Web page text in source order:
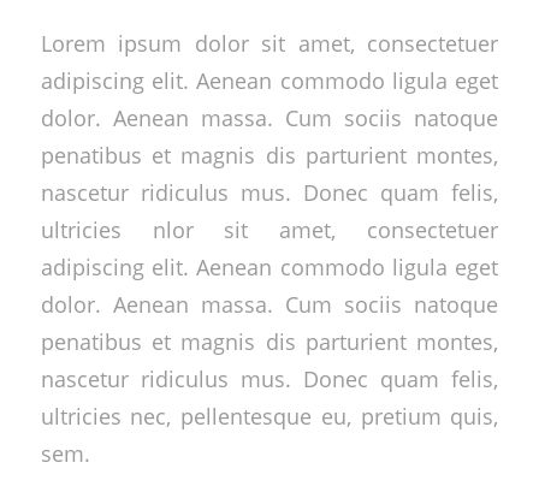
Lorem ipsum dolor sit amet, consectetuer
adipiscing elit. Aenean commodo ligula eget
dolor. Aenean massa. Cum sociis natoque
penatibus et magnis dis parturient montes,
nascetur ridiculus mus. Donec quam felis,
ultricies nlor sit amet, consectetuer
adipiscing elit. Aenean commodo ligula eget
dolor. Aenean massa. Cum sociis natoque
penatibus et magnis dis parturient montes,
nascetur ridiculus mus. Donec quam felis,
ultricies nec, pellentesque eu, pretium quis,
sem.